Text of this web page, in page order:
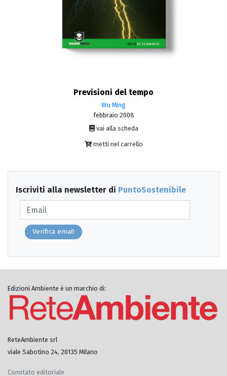
Previsioni del tempo
Wu Ming
febbraio 2008
vai alla scheda
metti nel carrello
Iscriviti alla newsletter di PuntoSostenibile
Verifica email
Edizioni Ambiente è un marchio di:
ReteAmbiente srl
viale Sabotino 24, 20135 Milano
Comitato editoriale